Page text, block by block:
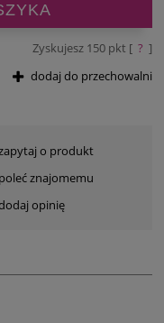
Zyskujesz 150pkt [ ? ]
dodaj do przechowalni
o produkt
poleć znajomemu
opinię